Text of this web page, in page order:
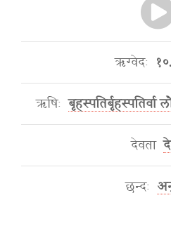
ऋग्वेदः
ऋषिः बृहस्पतिर्बृहस्पतिर्वा
देवता
छन्दः